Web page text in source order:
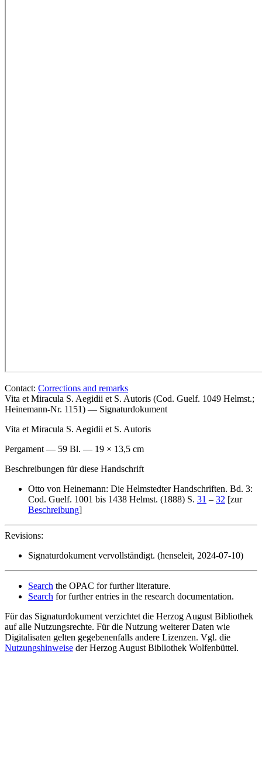
Contact: Corrections and remarks
Vita et Miracula S. Aegidii et S. Autoris (Cod. Guelf. 1049 Helmst.;
Heinemann-Nr. 1151) — Signaturdokument
Vita et Miracula S. Aegidii et S. Autoris
Pergament — 59 Bl. — 19 × 13,5 cm
Beschreibungen für diese Handschrift
Otto von Heinemann: Die Helmstedter Handschriften. Bd. 3:
Cod. Guelf. 1001 bis 1438 Helmst. (1888) S. 31 – 32 [zur
Beschreibung]
Revisions:
Signaturdokument vervollständigt. (henseleit, 2024-07-10)
Search the OPAC for further literature.
Search for further entries in the research documentation.
Für das Signaturdokument verzichtet die Herzog August Bibliothek
auf alle Nutzungsrechte. Für die Nutzung weiterer Daten wie
Digitalisaten gelten gegebenenfalls andere Lizenzen. Vgl. die
Nutzungshinweise der Herzog August Bibliothek Wolfenbüttel.